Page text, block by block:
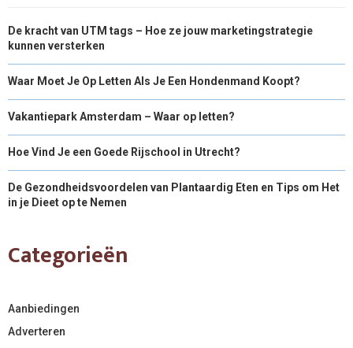
De kracht van UTM tags – Hoe ze jouw marketingstrategie
kunnen versterken
Waar Moet Je Op Letten Als Je Een Hondenmand Koopt?
Vakantiepark Amsterdam – Waar op letten?
Hoe Vind Je een Goede Rijschool in Utrecht?
De Gezondheidsvoordelen van Plantaardig Eten en Tips om Het
in je Dieet op te Nemen
Categorieën
Aanbiedingen
Adverteren